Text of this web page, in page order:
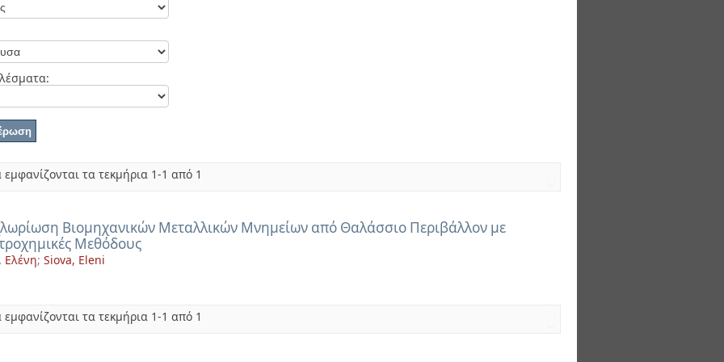
τα τεκμήρια 1-1 από 1
Βιομηχανικών Μεταλλικών Μνημείων από Θαλάσσιο Περιβάλλον με
Μεθόδους
Ελένη; Siova, Eleni
τα τεκμήρια 1-1 από 1